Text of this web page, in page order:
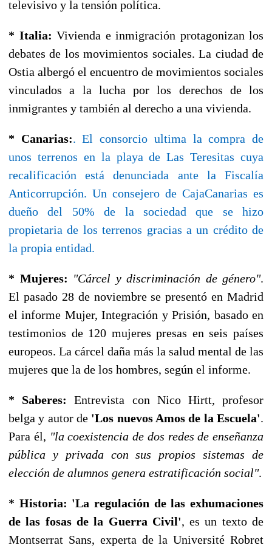
televisivo y la tensión política.
* Italia: Vivienda e inmigración protagonizan los
debates de los movimientos sociales. La ciudad de
Ostia albergó el encuentro de movimientos sociales
vinculados a la lucha por los derechos de los
inmigrantes y también al derecho a una vivienda.
* Canarias:. El consorcio ultima la compra de
unos terrenos en la playa de Las Teresitas cuya
recalificación está denunciada ante la Fiscalía
Anticorrupción. Un consejero de CajaCanarias es
dueño del 50% de la sociedad que se hizo
propietaria de los terrenos gracias a un crédito de
la propia entidad.
* Mujeres: "Cárcel y discriminación de género".
El pasado 28 de noviembre se presentó en Madrid
el informe Mujer, Integración y Prisión, basado en
testimonios de 120 mujeres presas en seis países
europeos. La cárcel daña más la salud mental de las
mujeres que la de los hombres, según el informe.
* Saberes: Entrevista con Nico Hirtt, profesor
belga y autor de 'Los nuevos Amos de la Escuela'.
Para él, "la coexistencia de dos redes de enseñanza
pública y privada con sus propios sistemas de
elección de alumnos genera estratificación social".
* Historia: 'La regulación de las exhumaciones
de las fosas de la Guerra Civil', es un texto de
Montserrat Sans, experta de la Université Robret